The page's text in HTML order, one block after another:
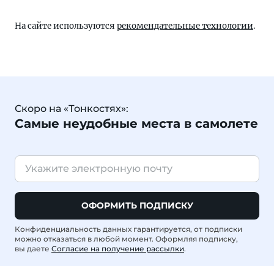
На сайте используются рекомендательные технологии.
Скоро на «Тонкостях»:
Самые неудобные места в самолете
ОФОРМИТЬ ПОДПИСКУ
Конфиденциальность данных гарантируется, от подписки
можно отказаться в любой момент. Оформляя подписку,
вы даете Согласие на получение рассылки.